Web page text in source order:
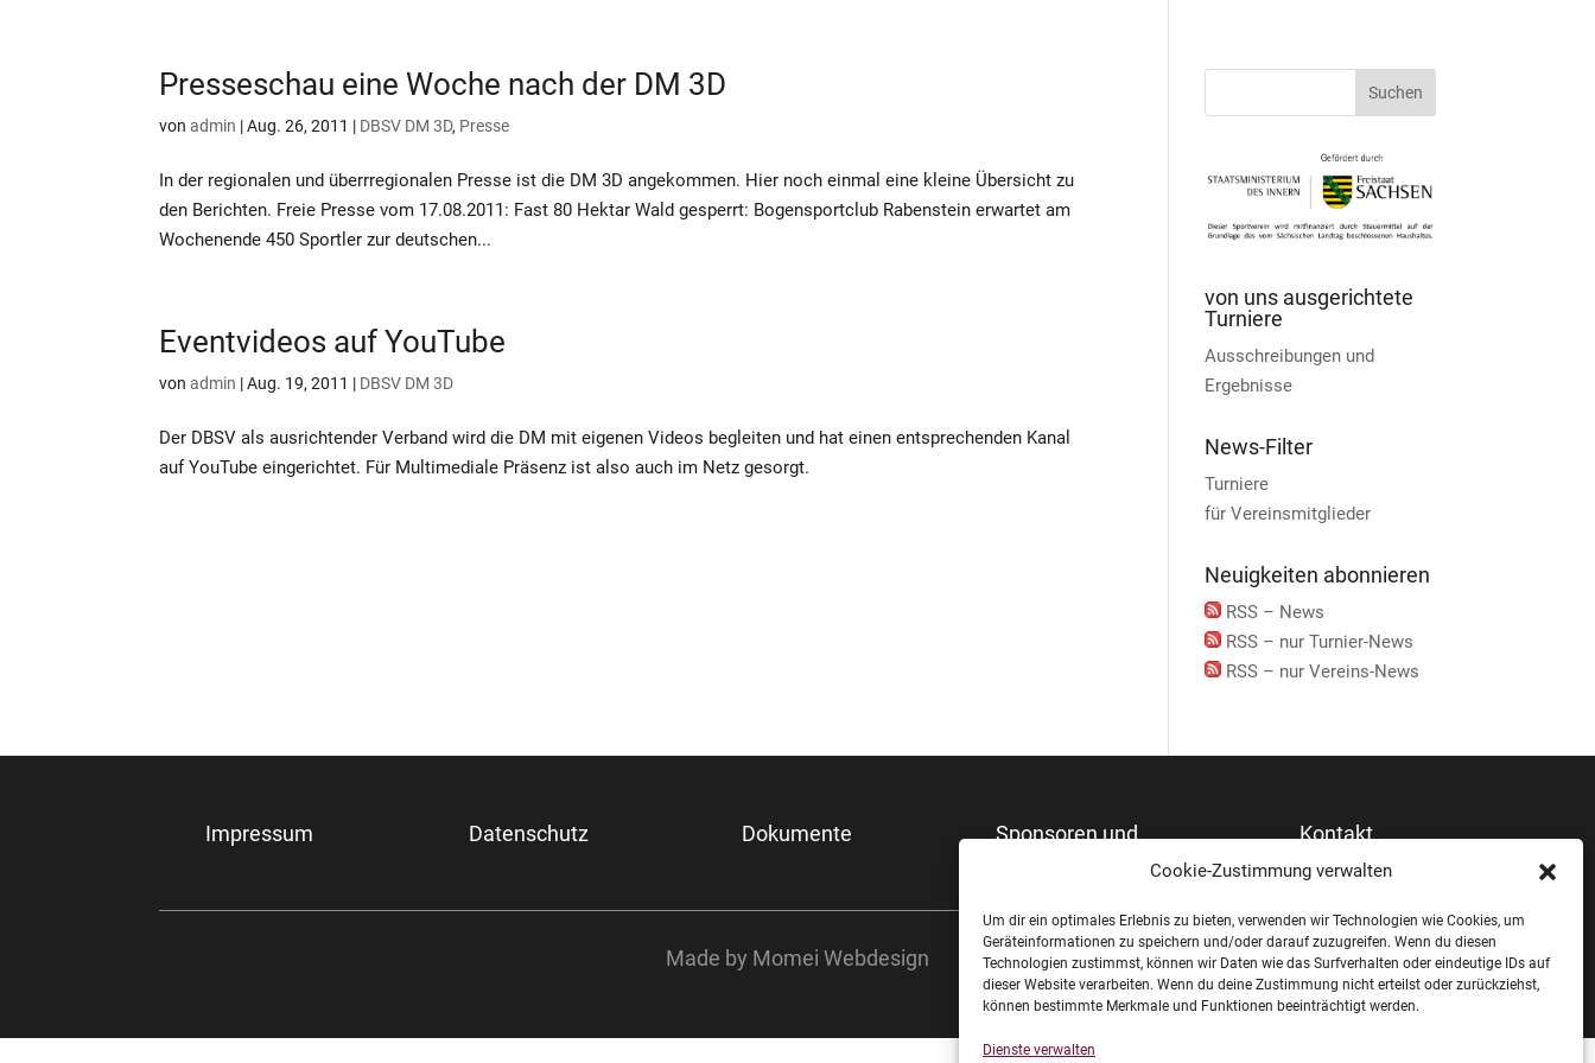
Cookie-Zustimmung verwalten
Um dir ein optimales Erlebnis zu bieten, verwenden wir Technologien wie Cookies, um
Geräteinformationen zu speichern und/oder darauf zuzugreifen. Wenn du diesen
Technologien zustimmst, können wir Daten wie das Surfverhalten oder eindeutige IDs auf
dieser Website verarbeiten. Wenn du deine Zustimmung nicht erteilst oder zurückziehst,
können bestimmte Merkmale und Funktionen beeinträchtigt werden.
Dienste verwalten
Presseschau eine Woche nach der DM 3D
vonadmin |Aug. 26, 2011 | DBSV DM 3D, Presse
In der regionalen und überrregionalen Presse ist die DM 3D angekommen. Hier noch einmal eine kleine Übersicht zu
den Berichten. Freie Presse vom 17.08.2011: Fast 80 Hektar Wald gesperrt: Bogensportclub Rabenstein erwartet am
Wochenende 450 Sportler zur deutschen...
Eventvideos auf YouTube
vonadmin |Aug. 19, 2011 | DBSV DM 3D
Der DBSV als ausrichtender Verband wird die DM mit eigenen Videos begleiten und hat einen entsprechenden Kanal
auf YouTube eingerichtet. Für Multimediale Präsenz ist also auch im Netz gesorgt.
von uns ausgerichtete
Turniere
Ausschreibungen und
Ergebnisse
News-Filter
Turniere
für Vereinsmitglieder
Neuigkeiten abonnieren
RSS – News
RSS – nur Turnier-News
RSS – nur Vereins-News
Impressum Datenschutz Dokumente
Sponsoren und
Kontakt
Made by Momei Webdesign